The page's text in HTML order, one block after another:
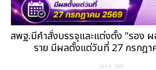
สพฐ.มีคำสั่งบรรจุและแต่งตั้ง "รอง
ราย มีผลตั้งแต่วันที่ 27 กรกฎา
29 ก.ค. 2569